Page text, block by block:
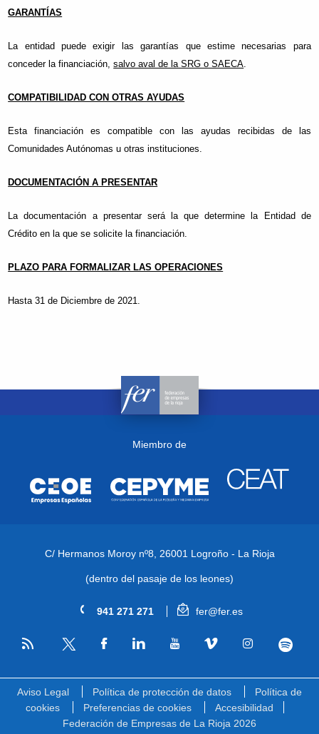
GARANTÍAS
La entidad puede exigir las garantías que estime necesarias para
conceder la financiación,salvo aval de la SRG o SAECA.
COMPATIBILIDAD CON OTRAS AYUDAS
Esta financiación es compatible con las ayudas recibidas de las
Comunidades Autónomas u otras instituciones.
DOCUMENTACIÓN A PRESENTAR
La documentación a presentar será la que determine la Entidad de
Crédito en la que se solicite la financiación.
PLAZO PARA FORMALIZAR LAS OPERACIONES
Hasta 31 de Diciembre de 2021.
Miembro de
C/ Hermanos Moroy nº8, 26001 Logroño - La Rioja
(dentro del pasaje de los leones)
941 271 271 fer@fer.es
RSS
Aviso Legal Política de protección de datos
Política de
cookies
Preferencias de cookies
Accesibilidad
Federación de Empresas de La Rioja 2026